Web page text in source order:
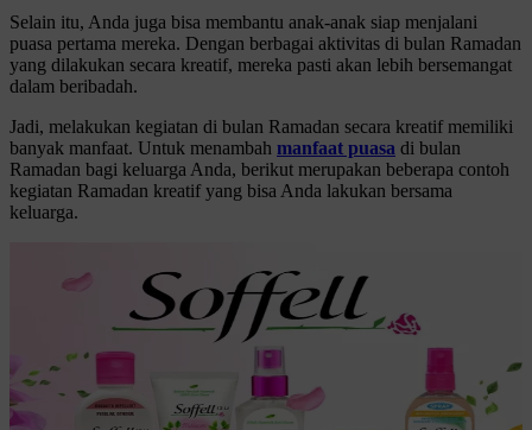
Selain itu, Anda juga bisa membantu anak-anak siap menjalani
puasa pertama mereka. Dengan berbagai aktivitas di bulan Ramadan
yang dilakukan secara kreatif, mereka pasti akan lebih bersemangat
dalam beribadah.
Jadi, melakukan kegiatan di bulan Ramadan secara kreatif memiliki
banyak manfaat. Untuk menambah manfaat puasa di bulan
Ramadan bagi keluarga Anda, berikut merupakan beberapa contoh
kegiatan Ramadan kreatif yang bisa Anda lakukan bersama
keluarga.